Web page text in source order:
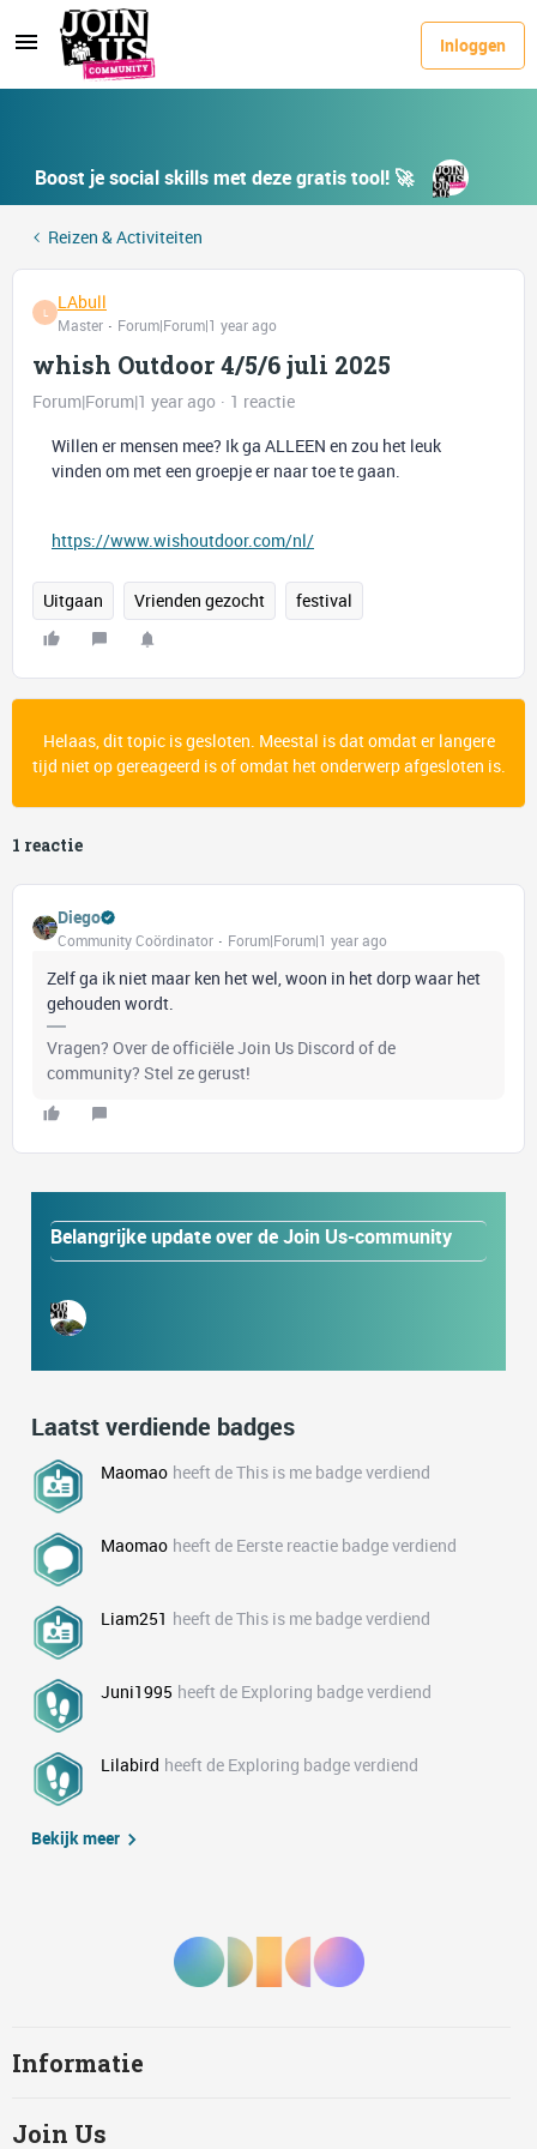
Inloggen
Boost je social skills met deze gratis tool! 🚀
Reizen & Activiteiten
L LAbull
Master Forum|Forum|1 year ago
whish Outdoor 4/5/6 juli 2025
Forum|Forum|1 year ago
1 reactie
Willen er mensen mee? Ik ga ALLEEN en zou het leuk
vinden om met een groepje er naar toe te gaan.
https://www.wishoutdoor.com/nl/
Uitgaan Vrienden gezocht festival
Helaas, dit topic is gesloten. Meestal is dat omdat er langere
tijd niet op gereageerd is of omdat het onderwerp afgesloten is.
1 reactie
Diego
Community Coördinator Forum|Forum|1 year ago
Zelf ga ik niet maar ken het wel, woon in het dorp waar het
gehouden wordt.
Vragen? Over de officiële Join Us Discord of de
community? Stel ze gerust!
Belangrijke update over de Join Us-community
Laatst verdiende badges
Maomao heeft de This is me badge verdiend
Maomao heeft de Eerste reactie badge verdiend
Liam251 heeft de This is me badge verdiend
Juni1995 heeft de Exploring badge verdiend
Lilabird heeft de Exploring badge verdiend
Bekijk meer
Informatie
Join Us